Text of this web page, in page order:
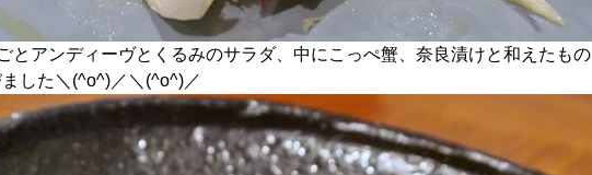
とアンディーヴとくるみのサラダ、中にこっぺ蟹、奈良漬けと和えたもの
した＼(^o^)／＼(^o^)／